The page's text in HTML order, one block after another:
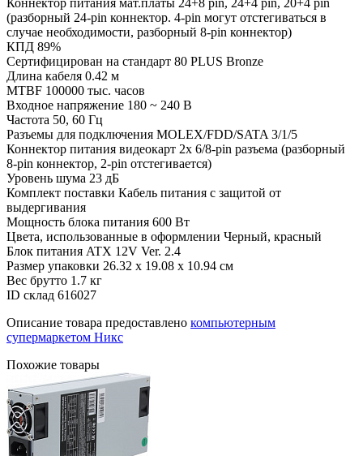
(разборный 24-pin коннектор. 4-pin могут отстегиваться в
случае необходимости, разборный 8-pin коннектор)
КПД 89%
Сертифицирован на стандарт 80 PLUS Bronze
Длина кабеля 0.42 м
MTBF 100000 тыс. часов
Входное напряжение 180 ~ 240 В
Частота 50, 60 Гц
Разъемы для подключения MOLEX/FDD/SATA 3/1/5
Коннектор питания видеокарт 2x 6/8-pin разъема (разборный
8-pin коннектор, 2-pin отстегивается)
Уровень шума 23 дБ
Комплект поставки Кабель питания с защитой от
выдергивания
Мощность блока питания 600 Вт
Цвета, использованные в оформлении Черный, красный
Блок питания ATX 12V Ver. 2.4
Размер упаковки 26.32 x 19.08 x 10.94 см
Вес брутто 1.7 кг
ID склад 616027
Описание товара предоставлено компьютерным
супермаркетом Никс
Похожие товары